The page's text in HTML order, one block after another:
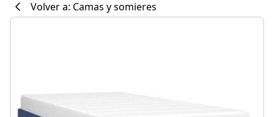
#sharemevidaxl
Volver a: Camas y somieres